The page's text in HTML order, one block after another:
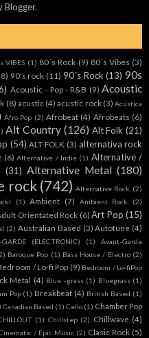
Blogger.
VIBES (1) 80´s Rock (9) 80´s Vibes (3)
90's rock (11) 90´s Rock (13) 90s
Acoustic - Pop - R&B (9) Acoustic
(8) acustic (4) acustic rock (3) Acústica
Afro Pop (2) Afrobeat (4) Afrobeats (6)
Alt Country (126) Alt Folk (21)
(54) ALT-FOLK (3) alternativa rock
(6) Alternative / Indie (1) Alternative /
(31) Alternative Metal (180)
rock (742) Alternative Rock. (2)
(1) Ambient (7) Ambient Rock (2)
Orientated Rock (6) Art Pop (15)
(2) Australian Based (3) Autotune (4)
GARDE (ELECTRONIC) (1)
Avant-Garde
Baroque Pop (1) Bass House / Electro (2)
/ Lo-fi Pop (9) Bedroom / Lo-fiPop
Metal (4) Blue -grass (1) Bluegrass (1)
Pop (1) Breakbeat (4) British Based (1)
Canadian Based (1) Cello (1) Chamber Pop
(1) Chillstep (2) Chillwave (4)
/ Epic Music (2) Clasic Rock (5)